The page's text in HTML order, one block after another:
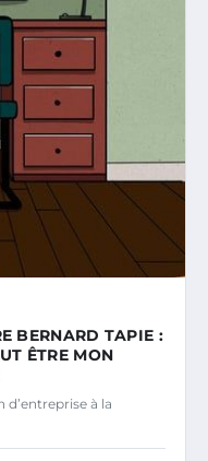
BERNARD TAPIE :
ÊTRE MON
d’entreprise à la